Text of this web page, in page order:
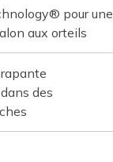
pour une
aux orteils
des